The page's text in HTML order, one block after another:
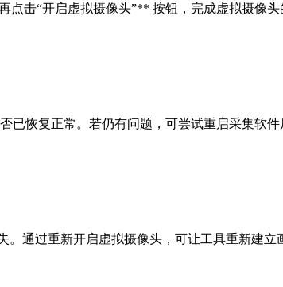
点击“开启虚拟摄像头”** 按钮，完成虚拟摄像
已恢复正常。若仍有问题，可尝试重启采集软
通过重新开启虚拟摄像头，可让工具重新建